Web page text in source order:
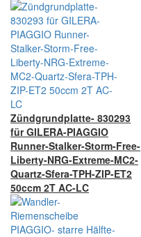
Zündgrundplatte- 830293
für GILERA-PIAGGIO
Runner-Stalker-Storm-Free-
Liberty-NRG-Extreme-MC2-
Quartz-Sfera-TPH-ZIP-ET2
50ccm 2T AC-LC